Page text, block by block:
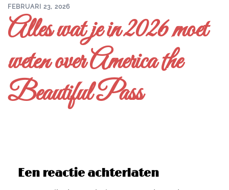
FEBRUARI 23, 2026
Alles wat je in 2026 moet
weten over America the
Beautiful Pass
Een reactie achterlaten